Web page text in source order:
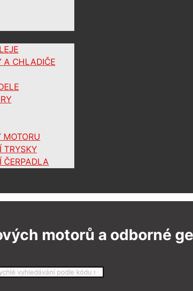
A CHLADIČE
MOTORU
TRYSKY
ČERPADLA
motorů a odborné